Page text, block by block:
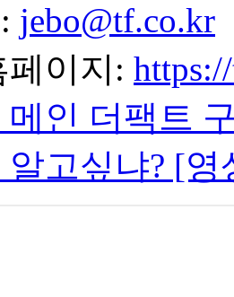
jebo@tf.co.kr
페이지:
메인 더팩트
알고싶냐? [